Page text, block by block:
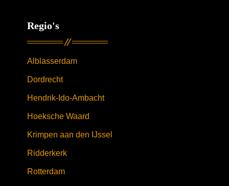
Regio's
Alblasserdam
Dordrecht
Hendrik-Ido-Ambacht
Hoeksche Waard
Krimpen aan den IJssel
Ridderkerk
Rotterdam